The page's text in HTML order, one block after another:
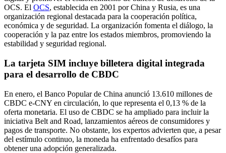
OCS. El OCS, establecida en 2001 por China y Rusia, es una
organización regional destacada para la cooperación política,
económica y de seguridad. La organización fomenta el diálogo, la
cooperación y la paz entre los estados miembros, promoviendo la
estabilidad y seguridad regional.
La tarjeta SIM incluye billetera digital integrada
para el desarrollo de CBDC
En enero, el Banco Popular de China anunció 13.610 millones de
CBDC e-CNY en circulación, lo que representa el 0,13 % de la
oferta monetaria. El uso de CBDC se ha ampliado para incluir la
iniciativa Belt and Road, lanzamientos aéreos de consumidores y
pagos de transporte. No obstante, los expertos advierten que, a pesar
del estímulo continuo, la moneda ha enfrentado desafíos para
obtener una adopción generalizada.